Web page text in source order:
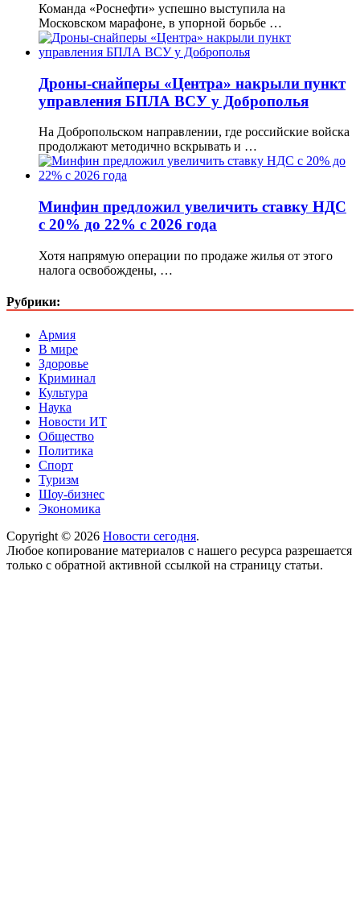
Команда «Роснефти» успешно выступила на
Московском марафоне, в упорной борьбе …
Дроны-снайперы «Центра» накрыли пункт
управления БПЛА ВСУ у Доброполья
На Добропольском направлении, где российские войска
продолжают методично вскрывать и …
Минфин предложил увеличить ставку НДС
с 20% до 22% с 2026 года
Хотя напрямую операции по продаже жилья от этого
налога освобождены, …
Рубрики:
Армия
В мире
Здоровье
Криминал
Культура
Наука
Новости ИТ
Общество
Политика
Спорт
Туризм
Шоу-бизнес
Экономика
Copyright © 2026 Новости сегодня.
Любое копирование материалов с нашего ресурса разрешается
только с обратной активной ссылкой на страницу статьи.